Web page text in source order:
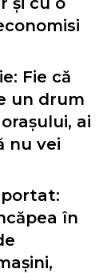
Fie că
un drum
ai
nu vei
în